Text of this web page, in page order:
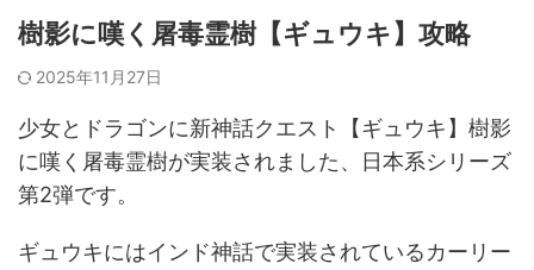
樹影に嘆く屠毒霊樹【ギュウキ】攻略
2025年11月27日
少女とドラゴンに新神話クエスト【ギュウキ】樹影
に嘆く屠毒霊樹が実装されました、日本系シリーズ
第2弾です。
ギュウキにはインド神話で実装されているカーリー